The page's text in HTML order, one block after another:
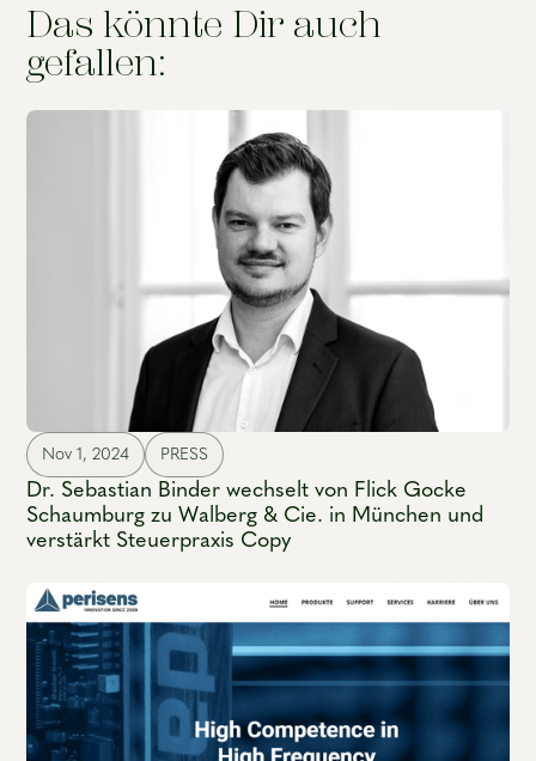
Das könnte Dir auch
gefallen:
Nov 1, 2024 PRESS
Dr. Sebastian Binder wechselt von Flick Gocke
Schaumburg zu Walberg & Cie. in München und
verstärkt Steuerpraxis Copy